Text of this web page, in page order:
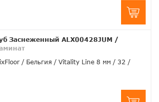
Заснеженный ALX00428JUM /
Бельгия Vitality Line 8 мм 32